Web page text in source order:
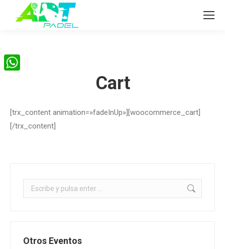
Cart
[trx_content animation=»fadeInUp»][woocommerce_cart]
[/trx_content]
Buscar:
Otros Eventos